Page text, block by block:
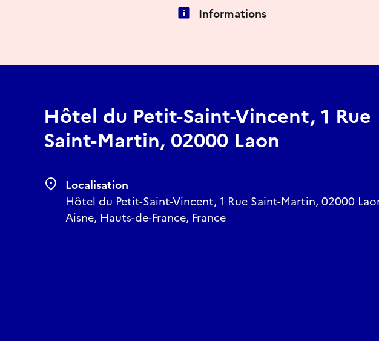
Informations
Hôtel du Petit-Saint-Vincent, 1 Rue
Saint-Martin, 02000 Laon
Localisation
Hôtel du Petit-Saint-Vincent, 1 Rue Saint-Martin, 02000
Aisne, Hauts-de-France, France